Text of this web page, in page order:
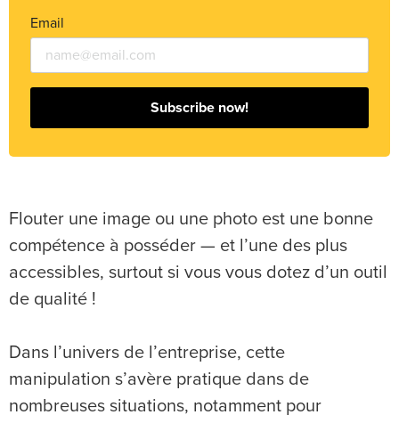
Email
Subscribe now!
Flouter une image ou une photo est une bonne
compétence à posséder — et l’une des plus
accessibles, surtout si vous vous dotez d’un outil
de qualité !
Dans l’univers de l’entreprise, cette
manipulation s’avère pratique dans de
nombreuses situations, notamment pour